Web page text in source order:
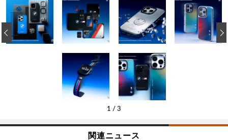
1 / 3
‹
関連ニュース